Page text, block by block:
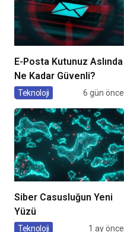
E-Posta Kutunuz Aslında
Ne Kadar Güvenli?
Teknoloji 6 gün önce
Siber Casusluğun Yeni
Yüzü
Teknoloji 1 ay önce